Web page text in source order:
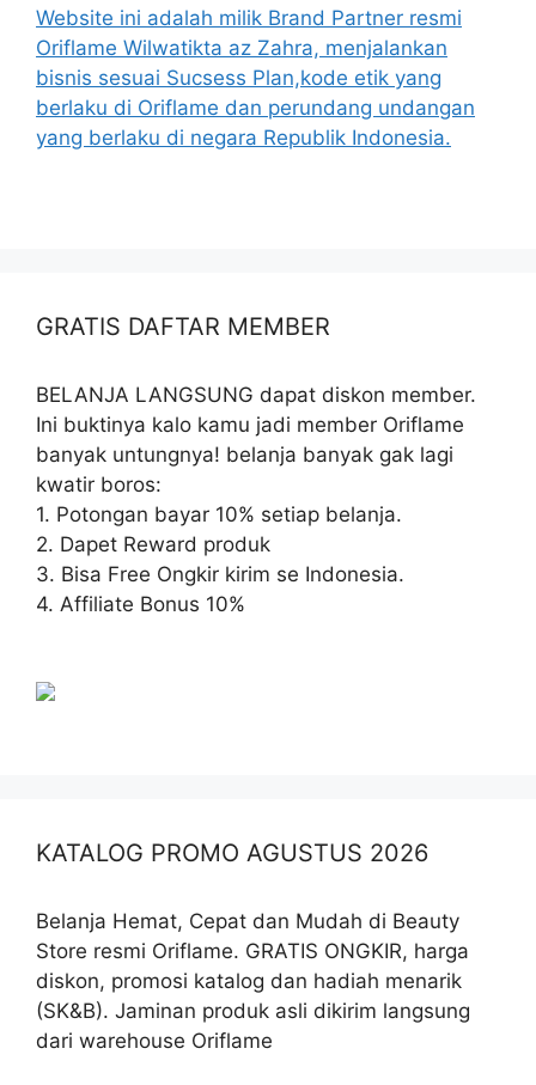
Website ini adalah milik Brand Partner resmi
Oriflame Wilwatikta az Zahra, menjalankan
bisnis sesuai Sucsess Plan,kode etik yang
berlaku di Oriflame dan perundang undangan
yang berlaku di negara Republik Indonesia.
GRATIS DAFTAR MEMBER
BELANJA LANGSUNG dapat diskon member.
Ini buktinya kalo kamu jadi member Oriflame
banyak untungnya! belanja banyak gak lagi
kwatir boros:
1. Potongan bayar 10% setiap belanja.
2. Dapet Reward produk
3. Bisa Free Ongkir kirim se Indonesia.
4. Affiliate Bonus 10%
KATALOG PROMO AGUSTUS 2026
Belanja Hemat, Cepat dan Mudah di Beauty
Store resmi Oriflame. GRATIS ONGKIR, harga
diskon, promosi katalog dan hadiah menarik
(SK&B). Jaminan produk asli dikirim langsung
dari warehouse Oriflame